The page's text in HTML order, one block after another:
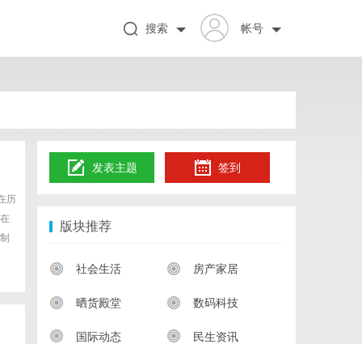
帐号
搜索
历
发表主题 签到
版块推荐
社会生活 房产家居
晒货殿堂 数码科技
国际动态 民生资讯